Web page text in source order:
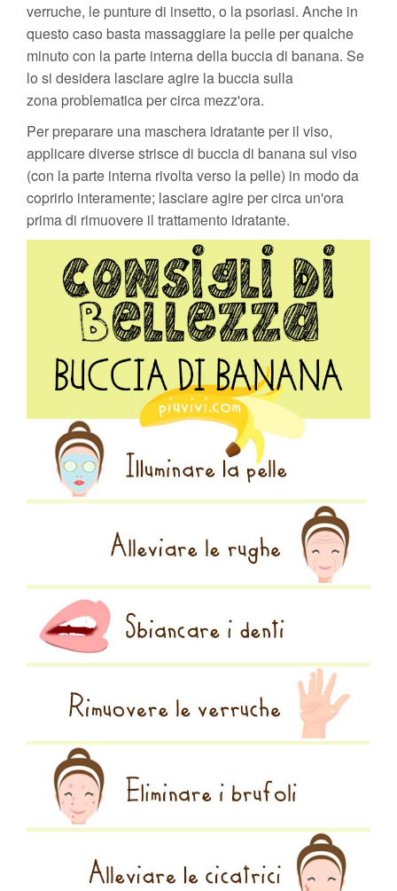
verruche, le punture di insetto, o la psoriasi. Anche in
questo caso basta massaggiare la pelle per qualche
minuto con la parte interna della buccia di banana. Se
lo si desidera lasciare agire la buccia sulla
zona problematica per circa mezz'ora.
Per preparare una maschera idratante per il viso,
applicare diverse strisce di buccia di banana sul viso
(con la parte interna rivolta verso la pelle) in modo da
coprirlo interamente; lasciare agire per circa un'ora
prima di rimuovere il trattamento idratante.